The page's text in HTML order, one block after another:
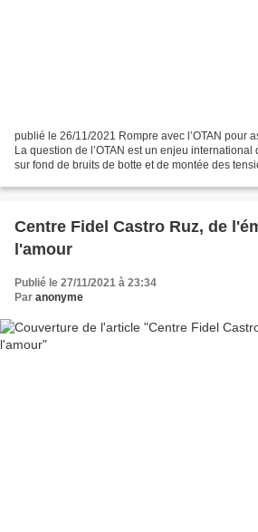
publié le 26/11/2021 Rompre avec l’OTAN pour
La question de l’OTAN est un enjeu international
sur fond de bruits de botte et de montée des
Centre Fidel Castro Ruz, de
l'amour
Publié le 27/11/2021 à 23:34
Par anonyme